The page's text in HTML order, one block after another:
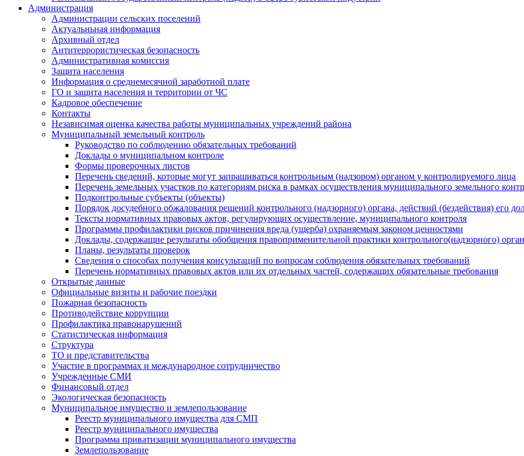
Администрация
Администрации сельских поселений
Актуальньная информация
Архивный отдел
Антитеррористическая безопасность
Административная комиссия
Защита населения
Информация о среднемесячной заработной плате
ГО и защита населения и территории от ЧС
Кадровое обеспечение
Контакты
Независимая оценка качества работы муниципальных учреждений района
Муниципальный земельный контроль
Руководство по соблюдению обязательных требований
Доклады о муниципальном контроле
Формы проверочных листов
Перечень сведений, которые могут запрашиваться контрольным (надзором) органом у контролируемого лица
Перечень земельных участков по категориям риска в рамках осуществления муниципального земельного
Подконтрольные субъекты (объекты)
Порядок досудебного обжалования решений контрольного (надзорного) органа, действий (бездействия) его
Тексты нормативных правовых актов, регулирующих осуществление, муниципального контроля
Программы профилактики рисков причинения вреда (ущерба) охраняемым законом ценностями
Доклады, содержащие результаты обобщения правоприменительной практики контрольного(надзорного)
Планы, результаты проверок
Сведения о способах получения консультаций по вопросам соблюдения обязательных требований
Перечень нормативных правовых актов или их отдельных частей, содержащих обязательные требования
Открытые данные
Официальные визиты и рабочие поездки
Пожарная безопасность
Противодействие коррупции
Профилактика правонарушений
Статистическая информация
Структура
ТО и представительства
Участие в программах и международное сотрудничество
Учрежденные СМИ
Финансовый отдел
Экологическая безопасность
Муниципальное имущество и землепользование
Реестр муниципального имущества для СМП
Реестр муниципального имущества
Программа приватизации муниципального имущества
Землепользование